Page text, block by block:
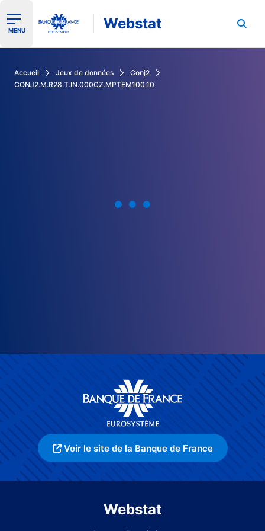
Ouvrir le menu de navigation
MENU Webstat
Accueil Jeux de données
Conj2
CONJ2.M.R28.T.IN.000CZ.MPTEM100.10
Voir le site de la Banque de France
Webstat